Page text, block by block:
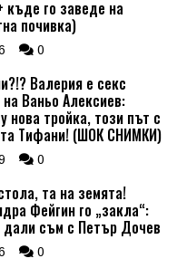
къде го заведе на
почивка)
0
Валерия е секс
на Ваньо Алексиев:
нова тройка, този път с
Тифани! (ШОК СНИМКИ)
0
та на земята!
Фейгин го „закла“:
дали съм с Петър Дочев
0